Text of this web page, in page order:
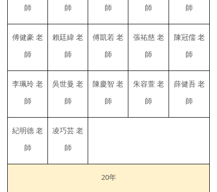
師 師 師 師 師
傅健豪 老
師
賴廷緯 老
師
傅凱若 老
師
張祐慈 老
師
陳冠儒 老
師
李珮玲 老
師
吳世曼 老
師
陳慶智 老
師
朱容萱 老
師
薛健吾 老
師
紀明德 老
師
凌巧芸 老
師
20年